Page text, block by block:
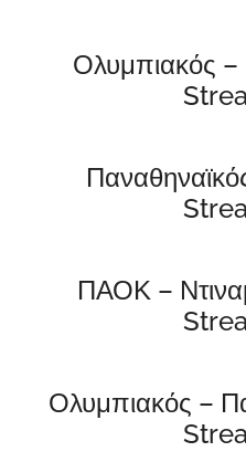
Ολυμπιακός –
ΠΑΟΚ –
Ολυμπιακός –